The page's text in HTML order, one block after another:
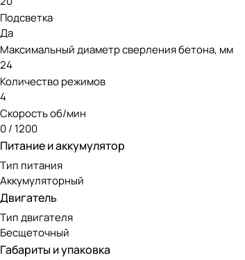
Быстрая зарядка
Мгновенный запуск инструмента
Низкий уровень шума
Индикатор состояния уровня заряда
Подсветка
Да
Максимальный диаметр сверления бетона, мм
24
Количество режимов
4
Скорость об/мин
0 / 1200
Питание и аккумулятор
Тип питания
Аккумуляторный
Двигатель
Тип двигателя
Бесщеточный
Габариты и упаковка